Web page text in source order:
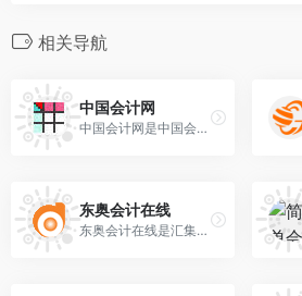
相关导航
中国会计网
中国会计网是中国会计行业门户网站，为网民提供会计行业资讯、会计资格考试政策。包括初、中、高级会计师、注册会计师、税务师等资格证书考试报名政策，提供会计论坛交流、会计实务、继续教育、信息采集、财税法规等信息。
东奥会计在线
东奥会计在线是汇集业内培训精英的远程教育平台，专注打造初级会计职称，中级会计职称，高级会计师，注册会计师，税务师，会计继续教育等全方位考试培训，以卓越的会计辅导教材和强大的教师团队为考生提供专业的服务！